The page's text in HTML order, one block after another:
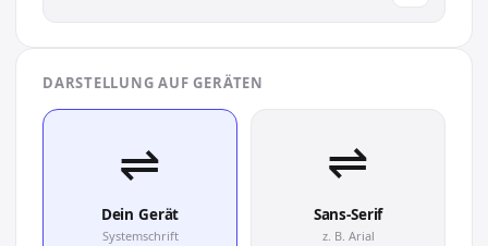
DARSTELLUNG AUF GERÄTEN
⇌︎
Dein Gerät
Systemschrift
⇌︎
Sans-Serif
z. B. Arial